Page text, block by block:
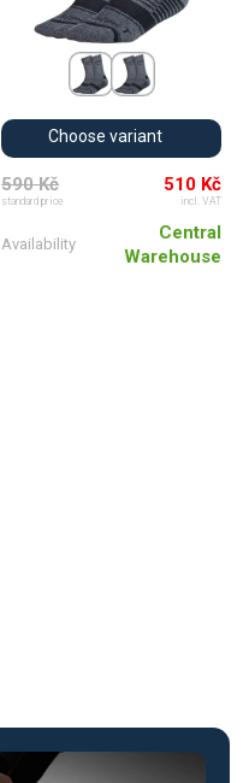
Choose variant
590 Kč
standard price
510 Kč
incl. VAT
Availability
Central
Warehouse